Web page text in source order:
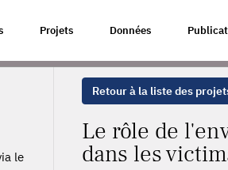
Projets Données
L'ENVIRONNEMENT SOCIO-ÉCONOMIQUE
le
Retour à la liste des
Le rôle de
dans les